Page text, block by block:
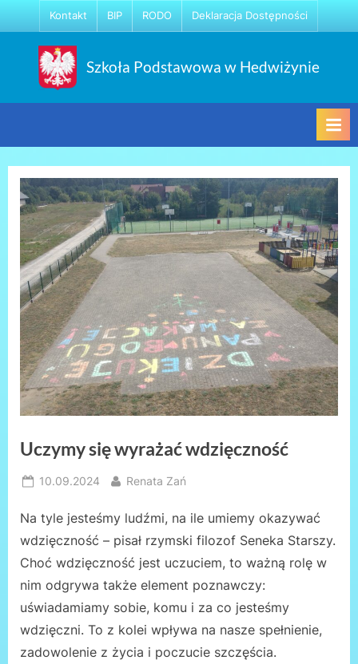
to
content
Kontakt BIP RODO Deklaracja Dostępności
Szkoła Podstawowa w Hedwiżynie
Uczymy się wyrażać wdzięczność
Posted
10.09.2024 By
Renata Zań
Na tyle jesteśmy ludźmi, na ile umiemy okazywać
wdzięczność – pisał rzymski filozof Seneka Starszy.
Choć wdzięczność jest uczuciem, to ważną rolę w
nim odgrywa także element poznawczy:
uświadamiamy sobie, komu i za co jesteśmy
wdzięczni. To z kolei wpływa na nasze spełnienie,
zadowolenie z życia i poczucie szczęścia.